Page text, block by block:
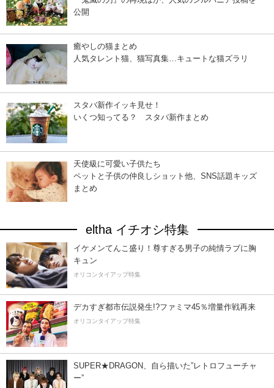
公開
癒やしの猫まとめ
人気タレント猫、猫写真集…キュートな猫ズラリ
スタバ新作イッキ見せ！
いくつ知ってる？ スタバ新作まとめ
天使級に可愛い子供たち
ペットと子供の仲良しショット他、SNS話題キッズ
まとめ
eltha イチオシ特集
イケメンてんこ盛り！尊すぎる男子の純情ラブに胸
キュン
オリコンタイアップ特集
デカすぎ都市伝説発生!?ファミマ45％増量作戦再来
オリコンタイアップ特集
SUPER★DRAGON、自ら描いた”レトロフューチャ
ー”